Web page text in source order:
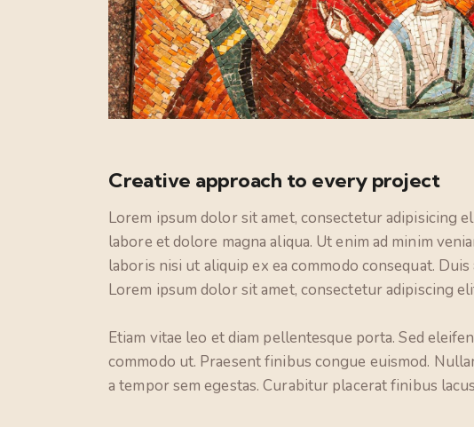
Creative approach to every project
Lorem ipsum dolor sit amet, consectetur adipisicing
labore et dolore magna aliqua. Ut enim ad minim
laboris nisi ut aliquip ex ea commodo consequat.
Lorem ipsum dolor sit amet, consectetur adipiscing
Etiam vitae leo et diam pellentesque porta. Sed
commodo ut. Praesent finibus congue euismod.
a tempor sem egestas. Curabitur placerat finibus